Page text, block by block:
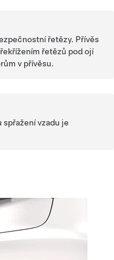
řetězy. Přívěs
řetězů pod ojí
v přívěsu.
vzadu je